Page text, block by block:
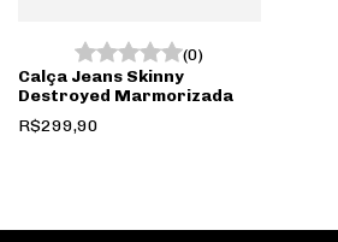
(0)
Calça Jeans Skinny
Destroyed Marmorizada
R$299,90